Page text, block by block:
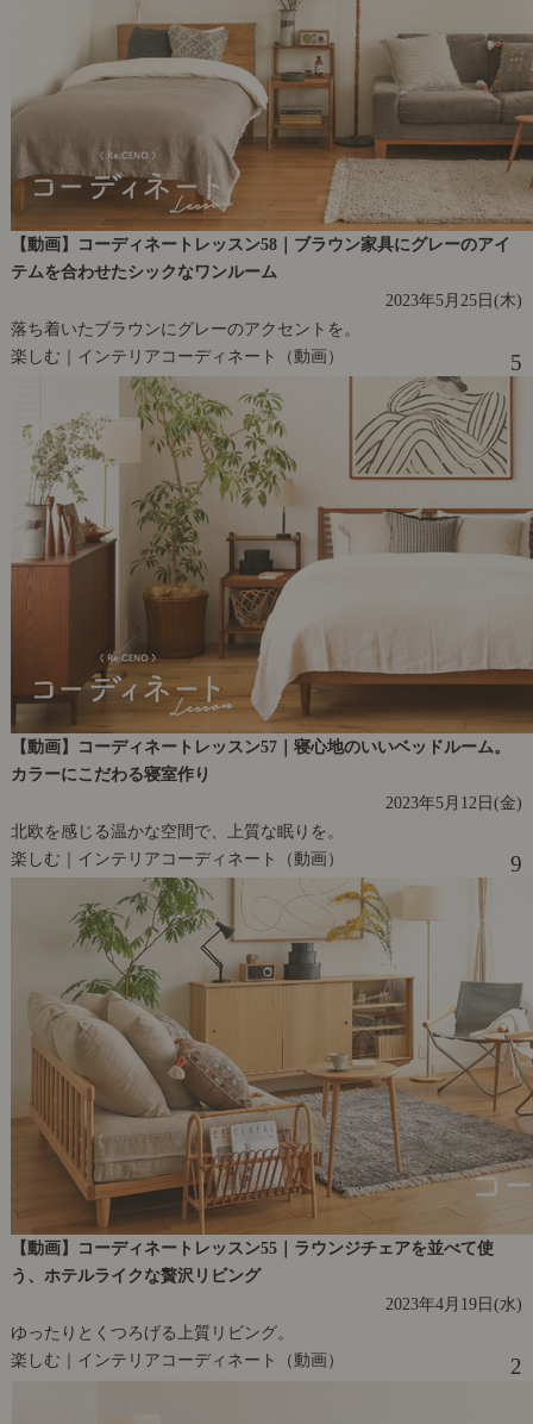
【動画】コーディネートレッスン58｜ブラウン家具にグレーのアイ
テムを合わせたシックなワンルーム
2023年5月25日(木)
落ち着いたブラウンにグレーのアクセントを。
楽しむ｜インテリアコーディネート（動画）
5
【動画】コーディネートレッスン57｜寝心地のいいベッドルーム。
カラーにこだわる寝室作り
2023年5月12日(金)
北欧を感じる温かな空間で、上質な眠りを。
楽しむ｜インテリアコーディネート（動画）
9
【動画】コーディネートレッスン55｜ラウンジチェアを並べて使
う、ホテルライクな贅沢リビング
2023年4月19日(水)
ゆったりとくつろげる上質リビング。
楽しむ｜インテリアコーディネート（動画）
2